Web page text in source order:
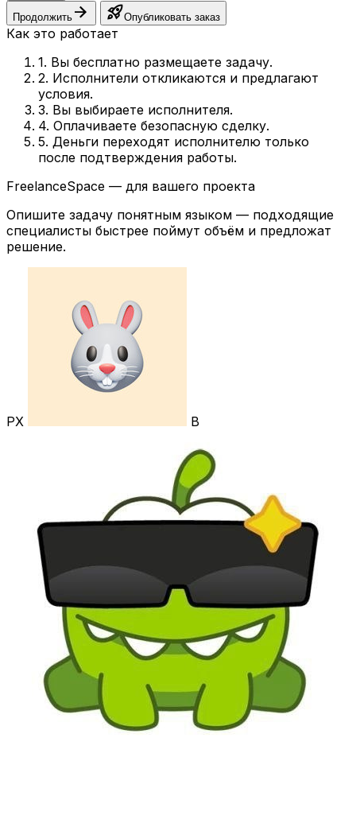
Продолжить arrow_forward rocket_launchОпубликовать заказ
Как это работает
1. Вы бесплатно размещаете задачу.
2. Исполнители откликаются и предлагают
условия.
3. Вы выбираете исполнителя.
4. Оплачиваете безопасную сделку.
5. Деньги переходят исполнителю только
после подтверждения работы.
FreelanceSpace — для вашего проекта
Опишите задачу понятным языком — подходящие
специалисты быстрее поймут объём и предложат
решение.
РХ В